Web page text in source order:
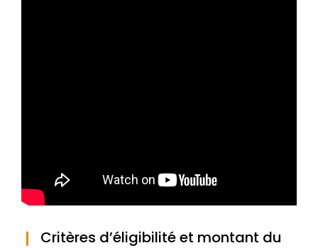
Critères d’éligibilité et montant du